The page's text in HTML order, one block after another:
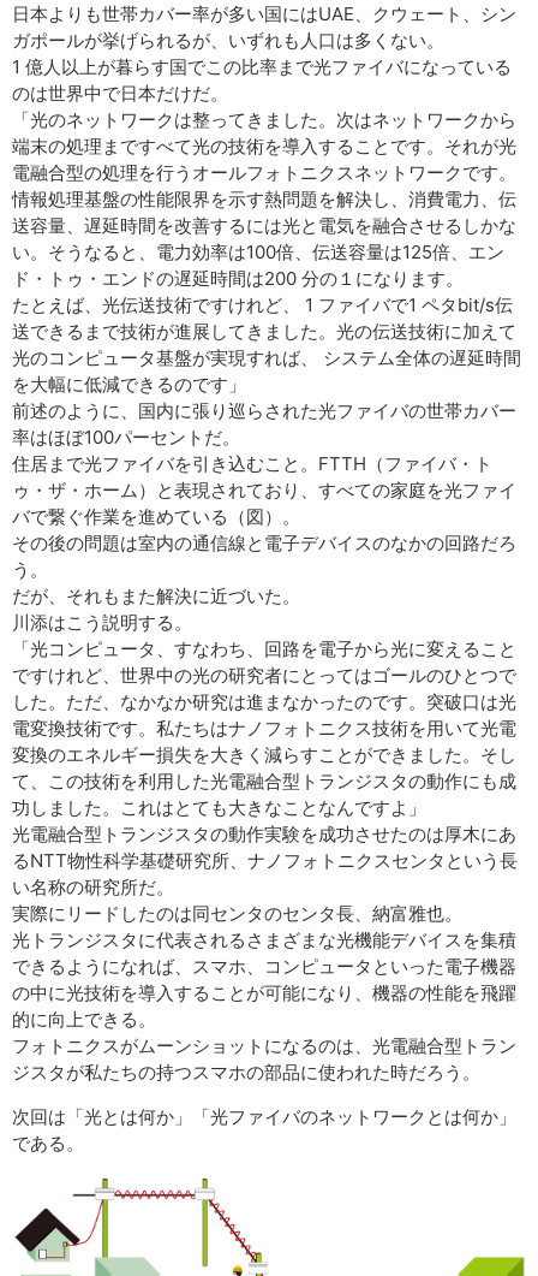
日本よりも世帯カバー率が多い国にはUAE、クウェート、シン
ガポールが挙げられるが、いずれも人口は多くない。
1 億人以上が暮らす国でこの比率まで光ファイバになっている
のは世界中で日本だけだ。
「光のネットワークは整ってきました。次はネットワークから
端末の処理まですべて光の技術を導入することです。それが光
電融合型の処理を行うオールフォトニクスネットワークです。
情報処理基盤の性能限界を示す熱問題を解決し、消費電力、伝
送容量、遅延時間を改善するには光と電気を融合させるしかな
い。そうなると、電力効率は100倍、伝送容量は125倍、エン
ド・トゥ・エンドの遅延時間は200 分の１になります。
たとえば、光伝送技術ですけれど、 1 ファイバで1 ペタbit/s伝
送できるまで技術が進展してきました。光の伝送技術に加えて
光のコンピュータ基盤が実現すれば、 システム全体の遅延時間
を大幅に低減できるのです」
前述のように、国内に張り巡らされた光ファイバの世帯カバー
率はほぼ100パーセントだ。
住居まで光ファイバを引き込むこと。FTTH（ファイバ・ト
ゥ・ザ・ホーム）と表現されており、すべての家庭を光ファイ
バで繋ぐ作業を進めている（図）。
その後の問題は室内の通信線と電子デバイスのなかの回路だろ
う。
だが、それもまた解決に近づいた。
川添はこう説明する。
「光コンピュータ、すなわち、回路を電子から光に変えること
ですけれど、世界中の光の研究者にとってはゴールのひとつで
した。ただ、なかなか研究は進まなかったのです。突破口は光
電変換技術です。私たちはナノフォトニクス技術を用いて光電
変換のエネルギー損失を大きく減らすことができました。そし
て、この技術を利用した光電融合型トランジスタの動作にも成
功しました。これはとても大きなことなんですよ」
光電融合型トランジスタの動作実験を成功させたのは厚木にあ
るNTT物性科学基礎研究所、ナノフォトニクスセンタという長
い名称の研究所だ。
実際にリードしたのは同センタのセンタ長、納富雅也。
光トランジスタに代表されるさまざまな光機能デバイスを集積
できるようになれば、スマホ、コンピュータといった電子機器
の中に光技術を導入することが可能になり、機器の性能を飛躍
的に向上できる。
フォトニクスがムーンショットになるのは、光電融合型トラン
ジスタが私たちの持つスマホの部品に使われた時だろう。
次回は「光とは何か」「光ファイバのネットワークとは何か」
である。